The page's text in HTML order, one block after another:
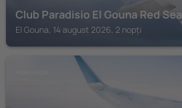
Club Paradisio El Gouna Red Sea
El Gouna, 14 august 2026, 2 nopți